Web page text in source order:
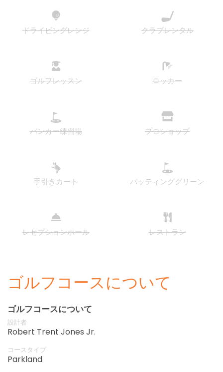
ドライビングレンジ クラブレンタル
ゴルフレッスン ロッカー
バンカー練習場 プロショップ
手引きカート パッティンググリーン
レセプションホール レストラン
ゴルフコースについて
ゴルフコースについて
設計者
Robert Trent Jones Jr.
コースタイプ
Parkland